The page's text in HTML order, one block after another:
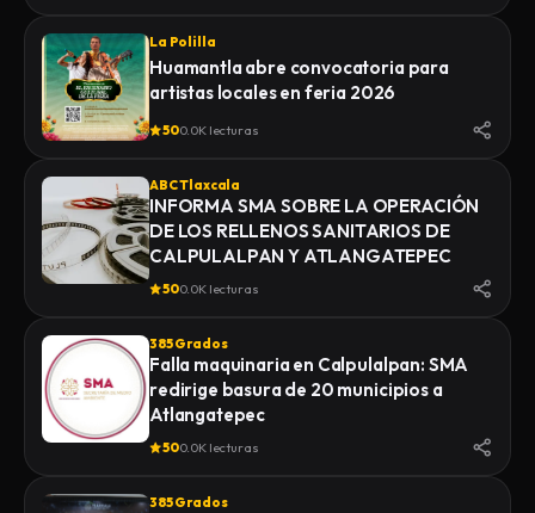
La Polilla
Huamantla abre convocatoria para
artistas locales en feria 2026
500.0K lecturas
ABC Tlaxcala
INFORMA SMA SOBRE LA OPERACIÓN
DE LOS RELLENOS SANITARIOS DE
CALPULALPAN Y ATLANGATEPEC
500.0K lecturas
385 Grados
Falla maquinaria en Calpulalpan: SMA
redirige basura de 20 municipios a
Atlangatepec
500.0K lecturas
385 Grados